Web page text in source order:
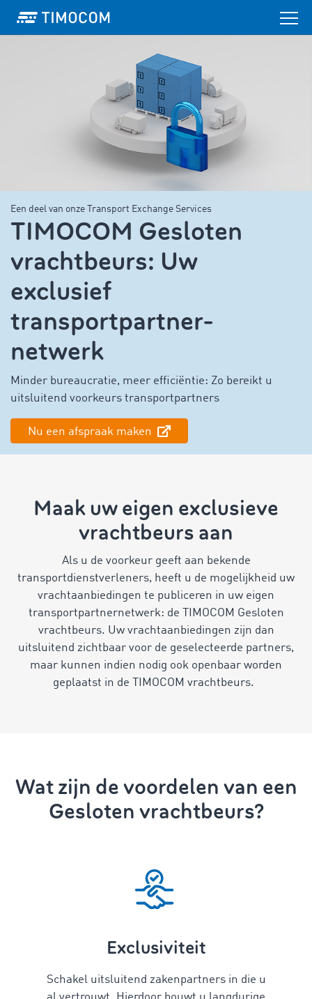
Een deel van onze Transport Exchange Services
TIMOCOM Gesloten
vrachtbeurs: Uw
exclusief
transportpartner-
netwerk
Minder bureaucratie, meer efficiëntie: Zo bereikt u
uitsluitend voorkeurs transportpartners
Nu een afspraak maken
Maak uw eigen exclusieve
vrachtbeurs aan
Als u de voorkeur geeft aan bekende
transportdienstverleners, heeft u de mogelijkheid uw
vrachtaanbiedingen te publiceren in uw eigen
transportpartnernetwerk: de TIMOCOM Gesloten
vrachtbeurs. Uw vrachtaanbiedingen zijn dan
uitsluitend zichtbaar voor de geselecteerde partners,
maar kunnen indien nodig ook openbaar worden
geplaatst in de TIMOCOM vrachtbeurs.
Wat zijn de voordelen van een
Gesloten vrachtbeurs?
Exclusiviteit
Schakel uitsluitend zakenpartners in die u